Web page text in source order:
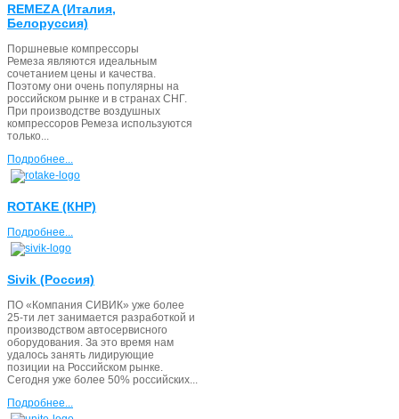
REMEZA (Италия,
Белоруссия)
Поршневые компрессоры
Ремеза являются идеальным
сочетанием цены и качества.
Поэтому они очень популярны на
российском рынке и в странах СНГ.
При производстве воздушных
компрессоров Ремеза используются
только...
Подробнее...
ROTAKE (КНР)
Подробнее...
Sivik (Россия)
ПО «Компания СИВИК» уже более
25-ти лет занимается разработкой и
производством автосервисного
оборудования. За это время нам
удалось занять лидирующие
позиции на Российском рынке.
Сегодня уже более 50% российских...
Подробнее...